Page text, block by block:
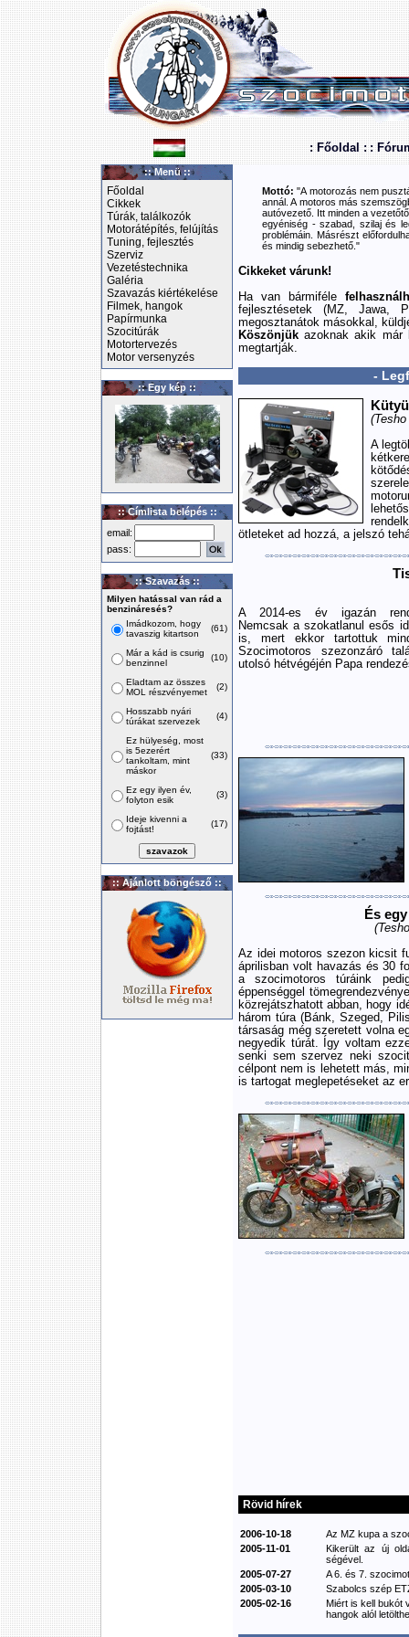
: Főoldal : :
:: Menü ::
Főoldal
Cikkek
Túrák, találkozók
Motorátépítés, felújítás
Tuning, fejlesztés
Szerviz
Vezetéstechnika
Galéria
Szavazás kiértékelése
Filmek, hangok
Papírmunka
Szocitúrák
Motortervezés
Motor versenyzés
:: Egy kép ::
:: Címlista belépés ::
email:
pass:
:: Szavazás ::
Milyen hatással van rád a
benzináresés?
Imádkozom, hogy
tavaszig kitartson
(61)
Már a kád is csurig
benzinnel
(10)
Eladtam az összes
MOL részvényemet
(2)
Hosszabb nyári
túrákat szervezek
(4)
Ez hülyeség, most
is 5ezerért
tankoltam, mint
máskor
(33)
Ez egy ilyen év,
folyton esik
(3)
Ideje kivenni a
fojtást!
(17)
:: Ajánlott böngésző ::
Mottó: "A motorozás nem
annál. A motoros más
autóvezető. Itt minden a
egyéniség - szabad, szilaj és
problémáin. Másrészt
és mindig sebezhető."
Cikkeket várunk!
Ha van bármiféle
fejlesztésetek (MZ, Jawa,
megosztanátok másokkal,
Köszönjük azoknak akik már
megtartják.
-
(Tesho
A
ötleteket ad hozzá, a jelszó
A 2014-es év igazán
Nemcsak a szokatlanul esős
is, mert ekkor tartottuk
Szocimotoros szezonzáró
utolsó hétvégéjén Papa
És
Az idei motoros szezon kicsit
áprilisban volt havazás és 30
a szocimotoros túráink
éppenséggel
közrejátszhatott abban, hogy
három túra (Bánk, Szeged,
társaság még szeretett volna
negyedik túrát. Így voltam
senki sem szervez neki
célpont nem is lehetett más,
is tartogat meglepetéseket az
Rövid hírek
2006-10-18
Az MZ kupa a
2005-11-01
Kikerült az új
ségével.
2005-07-27
A 6. és 7.
2005-03-10
Szabolcs szép
2005-02-16
Miért is kell bukót
hangok alól